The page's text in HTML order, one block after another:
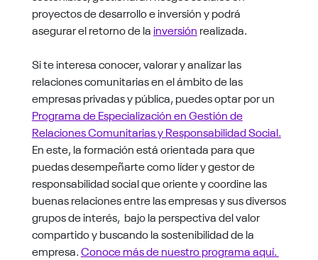
proyectos de desarrollo e inversión y podrá
asegurar el retorno de lainversión realizada.
Si te interesa conocer, valorar y analizar las
relaciones comunitarias en el ámbito de las
empresas privadas y pública, puedes optar por un
Programa de Especialización en Gestión de
Relaciones Comunitarias y Responsabilidad Social.
En este, la formación está orientada para que
puedas desempeñarte como líder y gestor de
responsabilidad social que oriente y coordine las
buenas relaciones entre las empresas y sus diversos
grupos de interés, bajo la perspectiva del valor
compartido y buscando la sostenibilidad de la
empresa.Conoce más de nuestro programa aquí.